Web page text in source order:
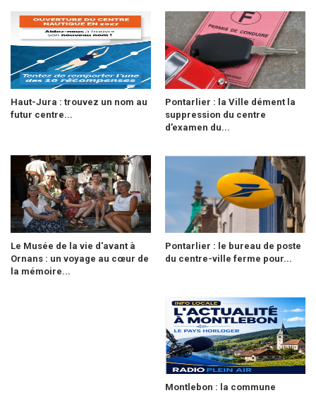
Haut-Jura : trouvez un nom au
futur centre...
Pontarlier : la Ville dément la
suppression du centre
d’examen du...
Le Musée de la vie d'avant à
Ornans : un voyage au cœur de
la mémoire...
Pontarlier : le bureau de poste
du centre-ville ferme pour...
Montlebon : la commune